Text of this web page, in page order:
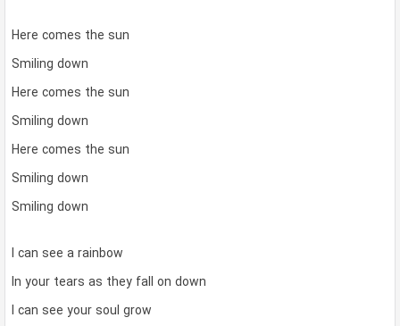
Here comes the sun
Smiling down
Here comes the sun
Smiling down
Here comes the sun
Smiling down
Smiling down
I can see a rainbow
In your tears as they fall on down
I can see your soul grow